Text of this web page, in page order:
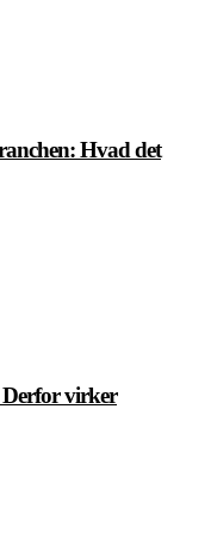
Hvad det
Derfor virker